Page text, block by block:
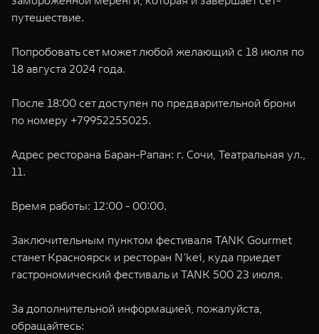
путешествие.
Попробовать сет может любой желающий с 18 июля по
18 августа 2024 года.
После 18:00 сет доступен по предварительной брони
по номеру +79952255025.
Адрес ресторана Баран-Рапан: г. Сочи, Театральная ул.,
11.
Время работы: 12:00 - 00:00.
Заключительным пунктом фестиваля TANK Gourmet
станет Красноярск и ресторан N’kei, куда приедет
гастрономический фестиваль и TANK 500 23 июля.
За дополнительной информацией, пожалуйста,
обращайтесь: